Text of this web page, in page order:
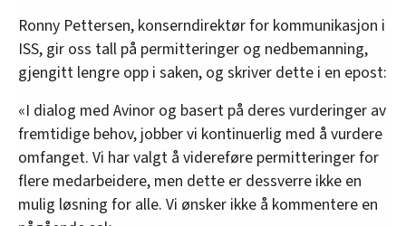
Ronny Pettersen, konserndirektør for kommunikasjon i
ISS, gir oss tall på permitteringer og nedbemanning,
gjengitt lengre opp i saken, og skriver dette i en epost:
«I dialog med Avinor og basert på deres vurderinger av
fremtidige behov, jobber vi kontinuerlig med å vurdere
omfanget. Vi har valgt å videreføre permitteringer for
flere medarbeidere, men dette er dessverre ikke en
mulig løsning for alle. Vi ønsker ikke å kommentere en